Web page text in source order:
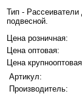
Тип -
подвесной.
Цена розничная:
Цена оптовая:
Цена
Артикул:
Производитель: